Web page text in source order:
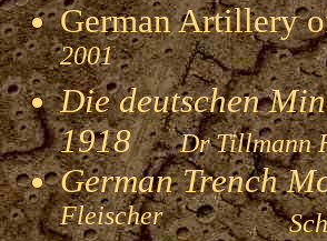
German Artillery
2001
Die deutschen
1918Dr
German Trench
Fleischer